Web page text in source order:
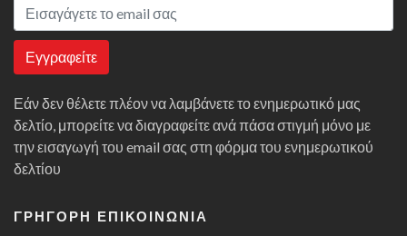
Εγγραφείτε
Εάν δεν θέλετε πλέον να λαμβάνετε το ενημερωτικό μας
δελτίο, μπορείτε να διαγραφείτε ανά πάσα στιγμή μόνο με
την εισαγωγή του email σας στη φόρμα του ενημερωτικού
δελτίου
ΓΡΉΓΟΡΗ ΕΠΙΚΟΙΝΩΝΊΑ